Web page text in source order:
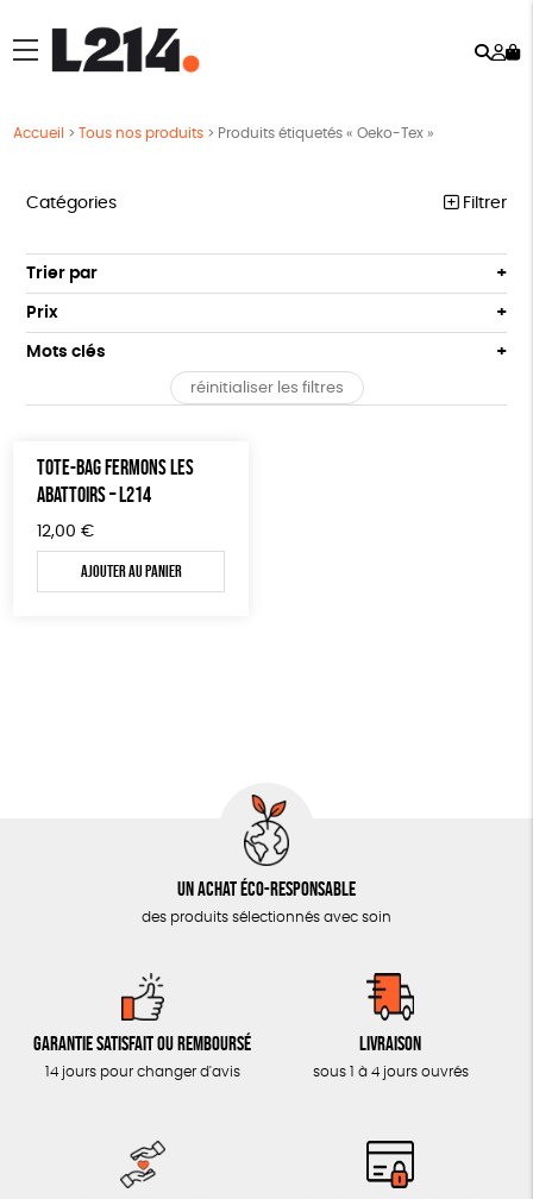
menu
Accueil >Tous nos produits > Produits étiquetés « Oeko-Tex »
Catégories Filtrer
MARCHE POUR LA FERMETURE DES ABATTOIRS
OUTILS MILITANTS
TRACTS
CARTES
BROCHURES
OUTILS ÉDUCATIFS
MON JOURNAL ANIMAL
Trier par
Par défaut
Popularité
Prix : du - cher au + cher
Prix
Tous
50 € - 100 €
150 € - 200 €
Plus de 200€
Mots clés
OEKO-Tex, PETA approuved vegan
réinitialiser les filtres
TOTE-BAG FERMONS LES
ABATTOIRS – L214
12,00 €
Ajouter au panier
Un achat éco-responsable
des produits sélectionnés avec soin
Garantie satisfait ou remboursé
14 jours pour changer d'avis
Livraison
sous 1 à 4 jours ouvrés